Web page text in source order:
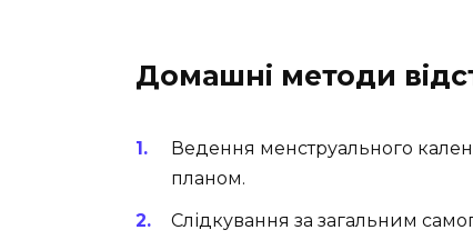
Домашні методи
Ведення менструального
планом.
Слідкування за загальним